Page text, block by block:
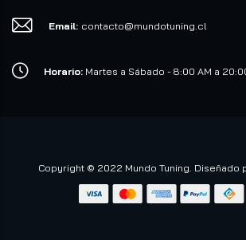
Email: contacto@mundotuning.cl
Horario: Martes a Sábado - 8:00 AM a
Copyright © 2022 Mundo Tuning. Diseñado